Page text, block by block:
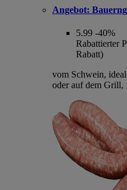
Angebot:
5.99 -40%
Rabattierter
Rabatt)
vom Schwein,
oder auf dem Grill,